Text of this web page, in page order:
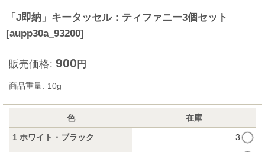
「J即納」キータッセル：ティファニー3個セット
[aupp30a_93200]
販売価格: 900 円
商品重量: 10g
色 在庫
1 ホワイト・ブラック 3